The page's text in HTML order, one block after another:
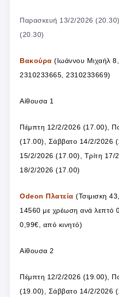
Παρασκευή 13/2/2026
(20.30)
Βακούρα (Ιωάννου Μιχαήλ
2310233665, 2310233669)
Αίθουσα 1
Πέμπτη 12/2/2026 (17.00),
(17.00), Σάββατο 14/2/2026
15/2/2026 (17.00), Τρίτη 17/
18/2/2026 (17.00)
Odeon Πλατεία (Τσιμισκη
14560 με χρέωση ανά λεπτό
0,99€, από κινητό)
Αίθουσα 2
Πέμπτη 12/2/2026 (19.00),
(19.00), Σάββατο 14/2/2026